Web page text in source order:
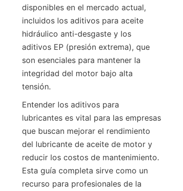
disponibles en el mercado actual,
incluidos los aditivos para aceite
hidráulico anti-desgaste y los
aditivos EP (presión extrema), que
son esenciales para mantener la
integridad del motor bajo alta
Entender los aditivos para
lubricantes es vital para las empresas
que buscan mejorar el rendimiento
del lubricante de aceite de motor y
reducir los costos de mantenimiento.
Esta guía completa sirve como un
recurso para profesionales de la